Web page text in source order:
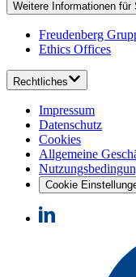
Weitere Informationen für
Freudenberg
Ethics Offices
Rechtliches
Impressum
Datenschutz
Cookies
Allgemeine
Cookie